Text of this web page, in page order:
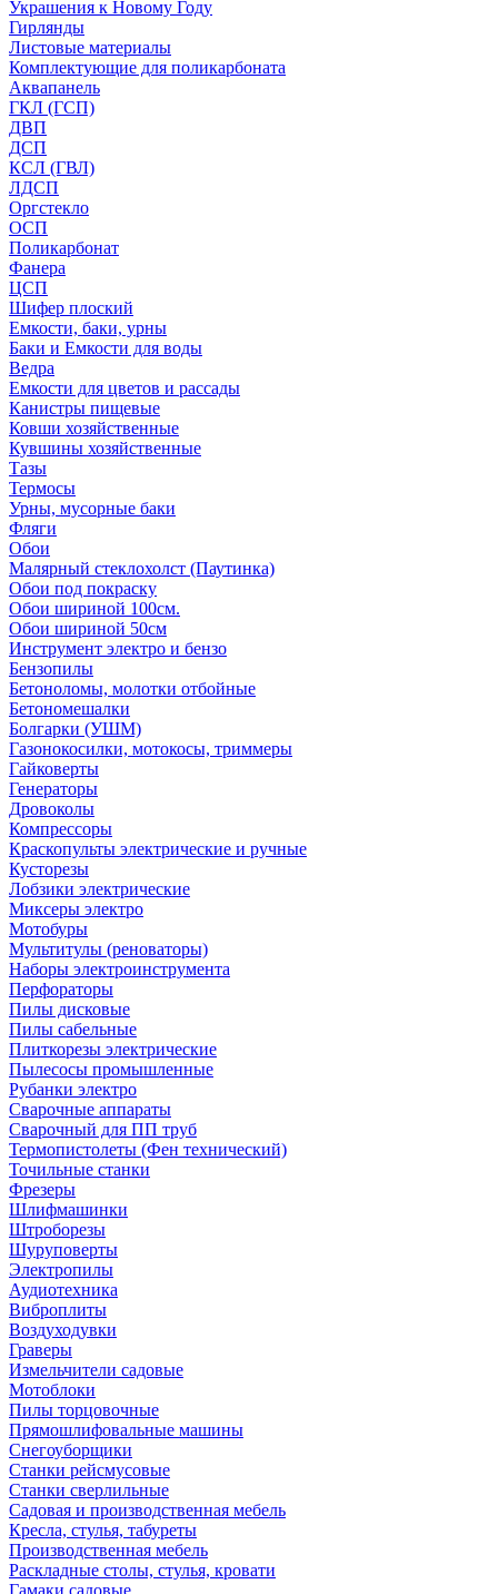
Украшения к Новому Году
Гирлянды
Листовые материалы
Комплектующие для поликарбоната
Аквапанель
ГКЛ (ГСП)
ДВП
ДСП
КСЛ (ГВЛ)
ЛДСП
Оргстекло
ОСП
Поликарбонат
Фанера
ЦСП
Шифер плоский
Емкости, баки, урны
Баки и Емкости для воды
Ведра
Емкости для цветов и рассады
Канистры пищевые
Ковши хозяйственные
Кувшины хозяйственные
Тазы
Термосы
Урны, мусорные баки
Фляги
Обои
Малярный стеклохолст (Паутинка)
Обои под покраску
Обои шириной 100см.
Обои шириной 50см
Инструмент электро и бензо
Бензопилы
Бетоноломы, молотки отбойные
Бетономешалки
Болгарки (УШМ)
Газонокосилки, мотокосы, триммеры
Гайковерты
Генераторы
Дровоколы
Компрессоры
Краскопульты электрические и ручные
Кусторезы
Лобзики электрические
Миксеры электро
Мотобуры
Мультитулы (реноваторы)
Наборы электроинструмента
Перфораторы
Пилы дисковые
Пилы сабельные
Плиткорезы электрические
Пылесосы промышленные
Рубанки электро
Сварочные аппараты
Сварочный для ПП труб
Термопистолеты (Фен технический)
Точильные станки
Фрезеры
Шлифмашинки
Штроборезы
Шуруповерты
Электропилы
Аудиотехника
Виброплиты
Воздуходувки
Граверы
Измельчители садовые
Мотоблоки
Пилы торцовочные
Прямошлифовальные машины
Снегоуборщики
Станки рейсмусовые
Станки сверлильные
Садовая и производственная мебель
Кресла, стулья, табуреты
Производственная мебель
Раскладные столы, стулья, кровати
Гамаки садовые